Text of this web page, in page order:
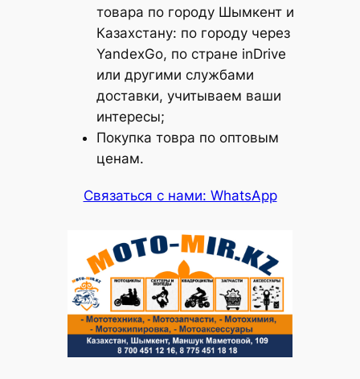
товара по городу Шымкент и
Казахстану: по городу через
YandexGo, по стране inDrive
или другими службами
доставки, учитываем ваши
интересы;
Покупка товра по оптовым
ценам.
Связаться с нами: WhatsApp